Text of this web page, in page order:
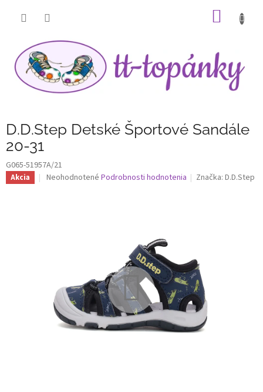
D.D.Step Detské Športové Sandále
20-31
G065-51957A/21
Akcia
Priemerné
Neohodnotené Podrobnosti hodnotenia Značka:D.D.Step